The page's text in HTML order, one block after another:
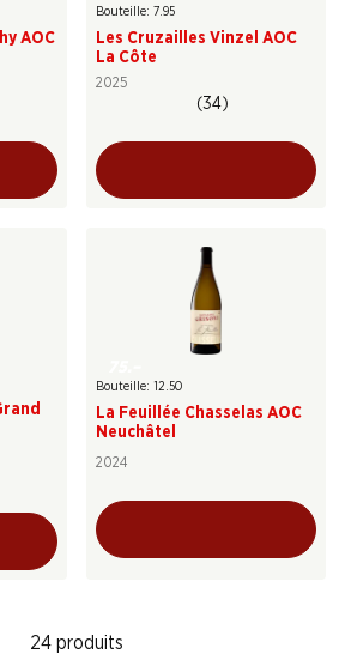
AOC
Bouteille: 7.95
Les Cruzailles Vinzel AOC
La Côte
2025
(34)
Bouteille: 12.50
La Feuillée Chasselas AOC
Neuchâtel
2024
24 produits